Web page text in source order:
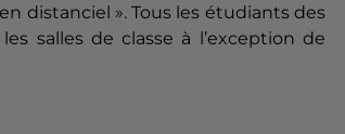
distanciel ». Tous les étudiants des
salles de classe à l’exception de